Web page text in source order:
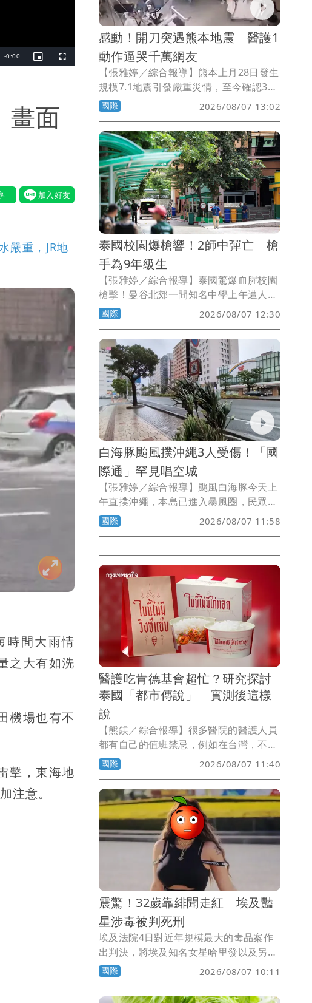
Remaining
-0:00
Picture-
in-
Fullscreen
畫面
嚴重，JR地
時間大雨情
之大有如洗
機場也有不
擊，東海地
注意。
感動！開刀突遇熊本地震 醫護1
動作逼哭千萬網友
【張雅婷／綜合報導】熊本上月28日發生
規模7.1地震引發嚴重災情，至今確認38
人喪命，網路瘋傳影片，某醫院手術時突
遇地震搖晃，醫護人員連站都站不穩，卻
奮不顧身用身體保護病人，感動5000萬網
友。
國際 2026/08/07 13:02
泰國校園爆槍響！2師中彈亡 槍
手為9年級生
【張雅婷／綜合報導】泰國驚爆血腥校園
槍擊！曼谷北郊一間知名中學上午遭人持
槍掃射，2名教師當場身亡，凶嫌被爆是
學生，甚至還與趕來的警方駁火，目前現
場仍一片混亂。
國際 2026/08/07 12:30
白海豚颱風撲沖繩3人受傷！「國
際通」罕見唱空城
【張雅婷／綜合報導】颱風白海豚今天上
午直撲沖繩，本島已進入暴風圈，民眾紛
紛在家中避難，最熱鬧的購物勝地「國際
通」空無一人，已知有3人受傷。
國際 2026/08/07 11:58
醫護吃肯德基會超忙？研究探討
泰國「都市傳說」 實測後這樣
說
【熊鎂／綜合報導】很多醫院的醫護人員
都有自己的值班禁忌，例如在台灣，不少
醫護認為值班時收到鳳梨或鳳梨酥，可能
會忙到不可開交；而在泰國，流傳多年的
醫院「都市傳說」則與肯德基炸雞有關，
據說醫護只要值班時吃了肯德基，當天就
會忙到厭世。
國際 2026/08/07 11:40
震驚！32歲靠緋聞走紅 埃及豔
星涉毒被判死刑
埃及法院4日對近年規模最大的毒品案作
出判決，將埃及知名女星哈里發以及另外
12名被告判處死刑。此案不僅震撼埃及社
會，也再次凸顯埃及對毒品犯罪「零容
忍」的嚴厲政策。
國際 2026/08/07 10:11